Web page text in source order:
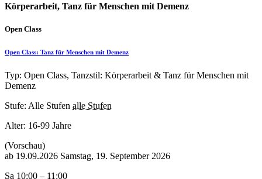
Körperarbeit, Tanz für Menschen mit Demenz
Open Class
Open Class: Tanz für Menschen mit Demenz
Typ: Open Class, Tanzstil: Körperarbeit & Tanz für Menschen mit
Demenz
Stufe: Alle Stufen alle Stufen
Alter: 16-99 Jahre
(Vorschau)
ab 19.09.2026 Samstag, 19. September 2026
Sa 10:00 – 11:00